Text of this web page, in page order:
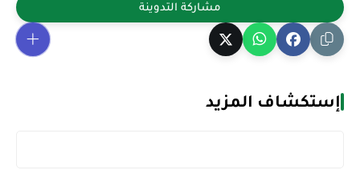
إستكشاف المزيد